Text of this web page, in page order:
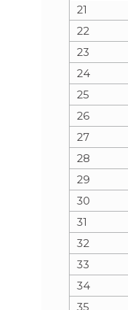
21
22
23
24
25
26
27
28
29
30
31
32
33
34
35